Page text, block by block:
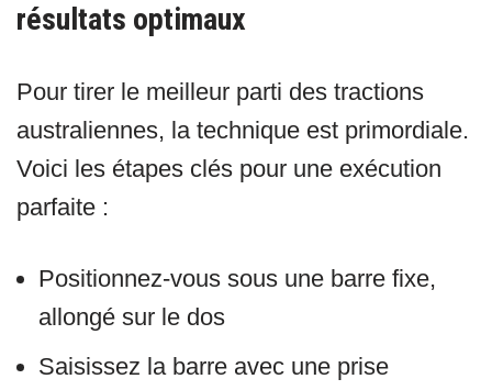
résultats optimaux
Pour tirer le meilleur parti des tractions
australiennes, la technique est primordiale.
Voici les étapes clés pour une exécution
parfaite :
Positionnez-vous sous une barre fixe,
allongé sur le dos
Saisissez la barre avec une prise